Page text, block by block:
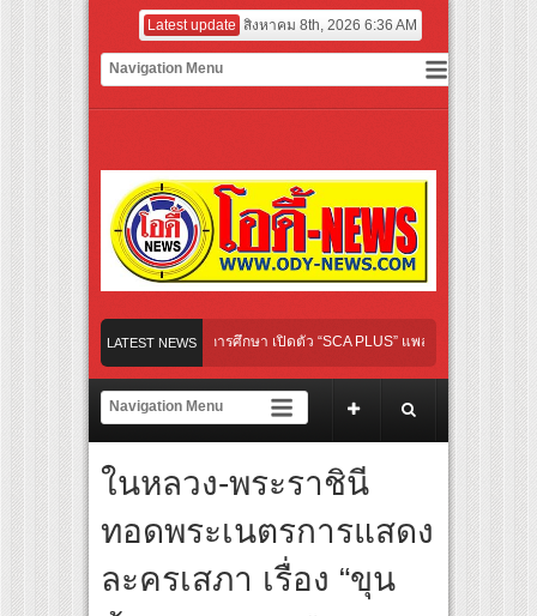
Latest update สิงหาคม 8th, 2026 6:36 AM
LATEST NEWS
กมใหม่ในวงการการศึกษา เปิดตัว “SCA PLUS” แพลตฟอร์มการเรียนรู้ “Creative
อดการลงทุนในธุรกิจการศึกษากว่า 100 ล้านบาท
ส้นทางจาการ์ตา-กรุงเทพฯ เสริม Air Connectivity ดึงนักท่องเที่ยวคุณภาพจากอินโด
ทย เตรียมเดบิวต์ลงซีรีย์แนวตั้ง พร้อมเขย่าวงการบันเทิงยุคดิจิทัล
ใหม่ “Your Candy” พร้อมเสิร์ฟ MV สดใส ได้ “ต้าเหนิง” และ “ณิชา” ร่วมเติมสีสัน
ลุกกระแส ผิวโชกุ ผิวโชว์ได้ ตอบโจทย์คนรุ่นใหม่
กมใหม่ในวงการการศึกษา เปิดตัว “SCA PLUS” แพลตฟอร์มการเรียนรู้ “Creative
ในหลวง-พระราชินี
ทอดพระเนตรการแสดง
ละครเสภา เรื่อง “ขุน